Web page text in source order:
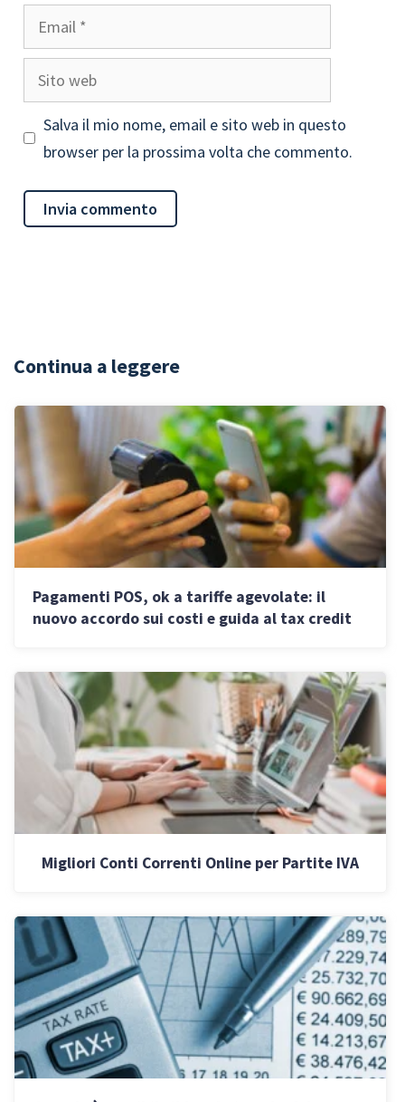
Email
Sito
web
Salva il mio nome, email e sito web in questo
browser per la prossima volta che commento.
Continua a leggere
Pagamenti POS, ok a tariffe agevolate: il
nuovo accordo sui costi e guida al tax credit
Migliori Conti Correnti Online per Partite IVA